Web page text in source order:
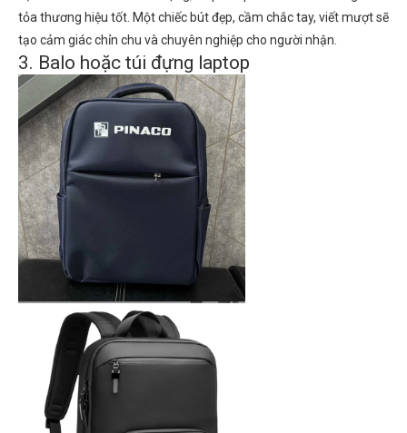
tỏa thương hiệu tốt. Một chiếc bút đẹp, cầm chắc tay, viết mượt sẽ
tạo cảm giác chỉn chu và chuyên nghiệp cho người nhận.
3. Balo hoặc túi đựng laptop